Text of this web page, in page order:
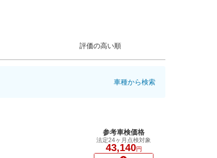
評価の高い順
車種から検索
参考車検価格
法定24ヶ月点検対象
43,140円